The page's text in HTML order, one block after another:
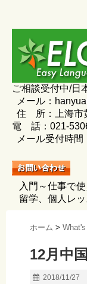
ご相談受付中/日
メール：
住 所：上海市
電 話：021-
メール受付時間
（土日
入門～仕事で
留学、個人レ
ホーム >
12月中
2018/11/27